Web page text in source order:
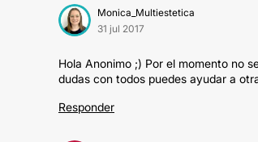
Monica_Multiestetica
31 jul 2017
Hola Anonimo ;) Por el momento no
dudas con todos puedes ayudar a
Responder